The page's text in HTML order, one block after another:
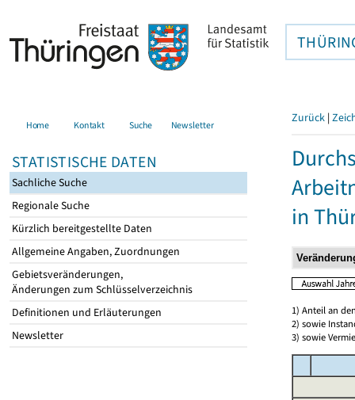
Home Kontakt Suche Newsletter
STATISTISCHE DATEN
Sachliche Suche
Regionale Suche
Kürzlich bereitgestellte Daten
Allgemeine Angaben, Zuordnungen
Gebietsveränderungen,
Änderungen zum Schlüsselverzeichnis
Definitionen und Erläuterungen
Newsletter
Zurück |
in
1) Anteil an
2) sowie
3) sowie